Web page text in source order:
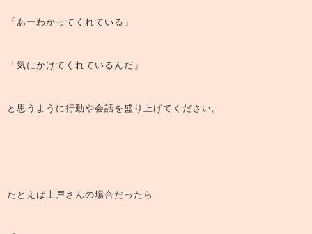
「あーわかってくれている」
「気にかけてくれているんだ」
と思うように行動や会話を盛り上げてください。
たとえば上戸さんの場合だったら